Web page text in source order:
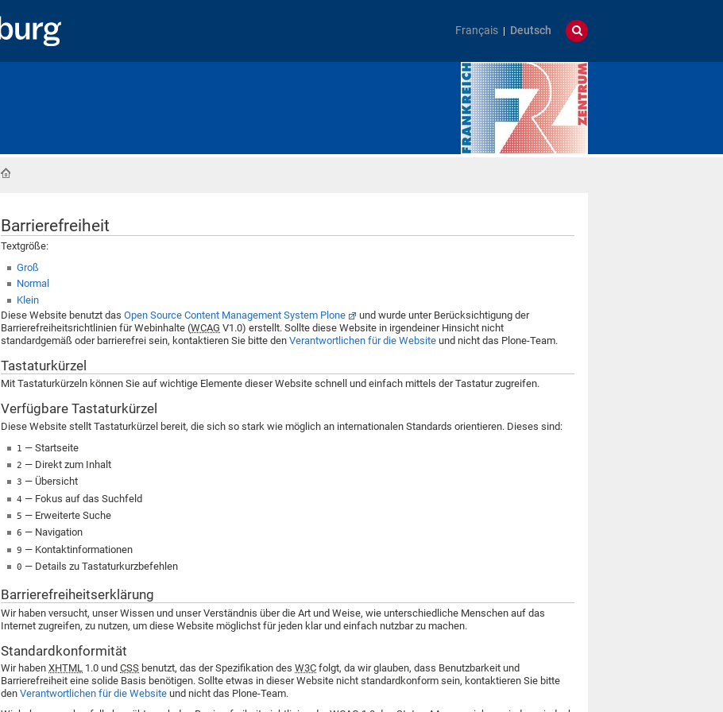
Français Deutsch
Barrierefreiheit
Textgröße:
Groß
Normal
Klein
Diese Website benutzt das Open Source Content Management System Plone
und wurde unter Berücksichtigung der
Barrierefreiheitsrichtlinien für Webinhalte (WCAG V1.0) erstellt. Sollte diese Website in irgendeiner Hinsicht nicht
standardgemäß oder barrierefrei sein, kontaktieren Sie bitte den Verantwortlichen für die Website und nicht das Plone-Team.
Tastaturkürzel
Mit Tastaturkürzeln können Sie auf wichtige Elemente dieser Website schnell und einfach mittels der Tastatur zugreifen.
Verfügbare Tastaturkürzel
Diese Website stellt Tastaturkürzel bereit, die sich so stark wie möglich an internationalen Standards orientieren. Dieses sind:
1 — Startseite
2 — Direkt zum Inhalt
3 — Übersicht
4 — Fokus auf das Suchfeld
5 — Erweiterte Suche
6 — Navigation
9 — Kontaktinformationen
0 — Details zu Tastaturkurzbefehlen
Barrierefreiheitserklärung
Wir haben versucht, unser Wissen und unser Verständnis über die Art und Weise, wie unterschiedliche Menschen auf das
Internet zugreifen, zu nutzen, um diese Website möglichst für jeden klar und einfach nutzbar zu machen.
Standardkonformität
Wir haben XHTML 1.0 und CSS benutzt, das der Spezifikation des W3C folgt, da wir glauben, dass Benutzbarkeit und
Barrierefreiheit eine solide Basis benötigen. Sollte etwas in dieser Website nicht standardkonform sein, kontaktieren Sie bitte
den Verantwortlichen für die Website und nicht das Plone-Team.